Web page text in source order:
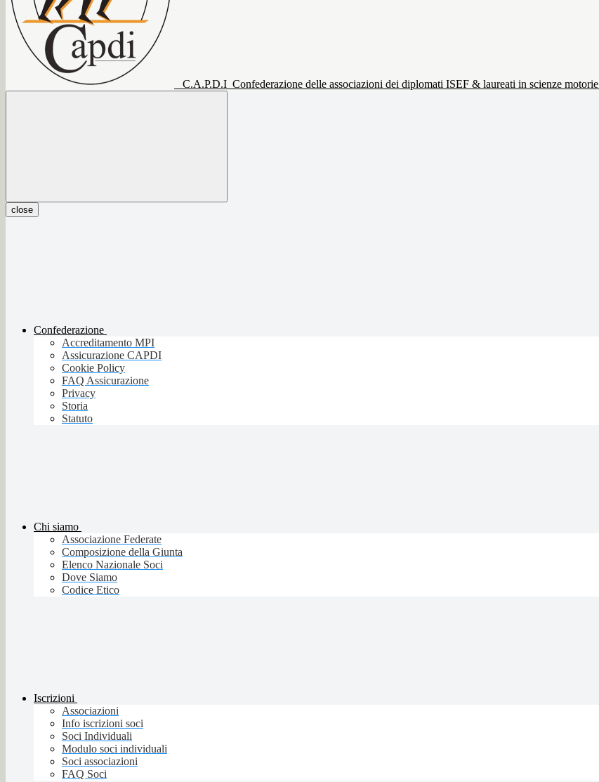
C.A.P.D.I Confederazione delle associazioni dei diplomati ISEF & laureati in scienze motorie
close
Confederazione
Accreditamento MPI
Assicurazione CAPDI
Cookie Policy
FAQ Assicurazione
Privacy
Storia
Statuto
Chi siamo
Associazione Federate
Composizione della Giunta
Elenco Nazionale Soci
Dove Siamo
Codice Etico
Iscrizioni
Associazioni
Info iscrizioni soci
Soci Individuali
Modulo soci individuali
Soci associazioni
FAQ Soci